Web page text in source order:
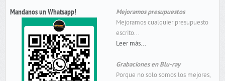
Mandanos un Whatsapp!
Mejoramos presupuestos
Mejoramos cualquier presupuesto
escrito...
Leer más...
Grabaciones en Blu-ray
Porque no solo somos los mejores,